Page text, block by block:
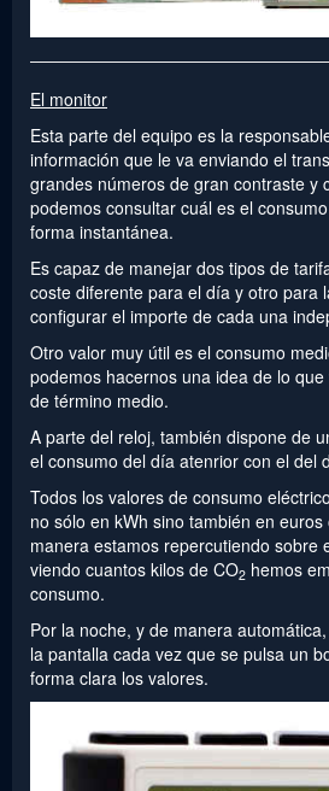
El monitor
Esta parte del equipo es la
información que le va enviando el
grandes números de gran contraste y
podemos consultar cuál es el
forma instantánea.
Es capaz de manejar dos tipos de
coste diferente para el día y otro para
configurar el importe de cada una
Otro valor muy útil es el consumo
podemos hacernos una idea de lo
de término medio.
A parte del reloj, también dispone de
el consumo del día atenrior con el del
Todos los valores de consumo
no sólo en kWh sino también en
manera estamos repercutiendo sobre
viendo cuantos kilos de CO2 hemos
consumo.
Por la noche, y de manera
la pantalla cada vez que se pulsa un
forma clara los valores.